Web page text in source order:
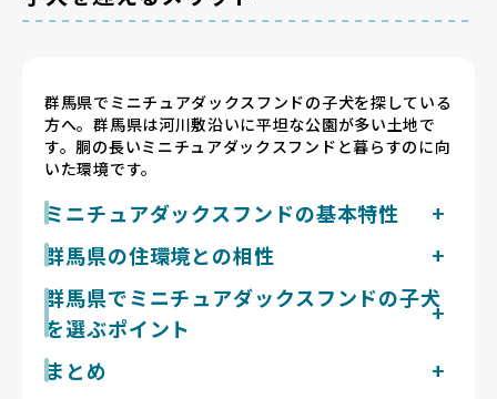
群馬県でミニチュアダックスフンドの子犬を探している
方へ。群馬県は河川敷沿いに平坦な公園が多い土地で
す。胴の長いミニチュアダックスフンドと暮らすのに向
いた環境です。
ミニチュアダックスフンドの基本特性
ミニチュアダックスフンドは成犬で体重4〜5kg・体高
13〜15cm前後の小型犬です。胴が長く脚が短い体型で
足腰への負担が大きいため、迎えた後は1日2回20〜30
分の散歩を、階段やソファからの飛び降りを避けながら
続けると落ち着いて暮らせます。被毛はスムース・ロン
グ・ワイヤーの3タイプで抜け毛の量には差があります
が、いずれもこまめなブラッシングが前提です。猟犬気
群馬県の住環境との相性
胴の長いミニチュアダックスフンドは椎間板に負担がか
かりやすく、階段の上り下りやソファからの飛び降りは
避け、体重管理を意識した食事管理も欠かせません。前
橋市の敷島公園や高崎市の城南大橋ドッグランなど河川
敷沿いの平坦な公園が多く、段差の少ないコースで無理
群馬県でミニチュアダックスフンドの子犬
を選ぶポイント
群馬県で掲載中のミニチュアダックスフンドのブリーダ
まとめ